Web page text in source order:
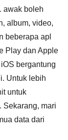
awak boleh
album, video,
beberapa apl
Play dan Apple
bergantung
Untuk lebih
untuk
Sekarang, mari
data dari